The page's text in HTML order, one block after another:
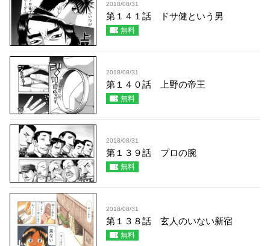
2018/08/31
第１４１話 ドサ健という男
無料
2018/08/31
第１４０話 上野の帝王
無料
2018/08/31
第１３９話 プロの腕
無料
2018/08/31
第１３８話 玄人のいない新宿
無料